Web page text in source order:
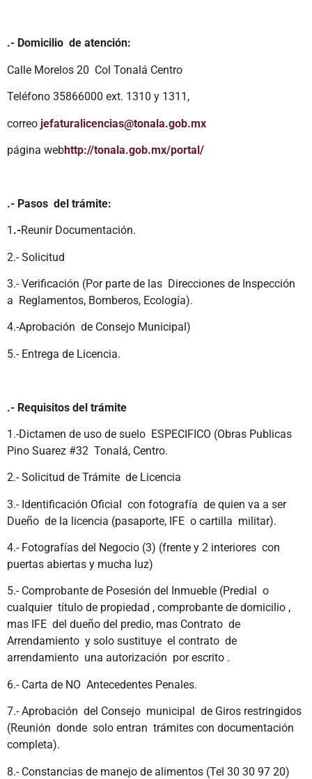
.- Domicilio de atención:
Calle Morelos 20 Col Tonalá Centro
Teléfono 35866000 ext. 1310 y 1311,
correo jefaturalicencias@tonala.gob.mx
página webhttp://tonala.gob.mx/portal/
.- Pasos del trámite:
1 .-Reunir Documentación.
2.- Solicitud
3.- Verificación (Por parte de las Direcciones de Inspección
a Reglamentos, Bomberos, Ecología).
4.-Aprobación de Consejo Municipal)
5.- Entrega de Licencia.
.- Requisitos del trámite
1.-Dictamen de uso de suelo ESPECIFICO (Obras Publicas
Pino Suarez #32 Tonalá, Centro.
2.- Solicitud de Trámite de Licencia
3.- Identificación Oficial con fotografía de quien va a ser
Dueño de la licencia (pasaporte, IFE o cartilla militar).
4.- Fotografías del Negocio (3) (frente y 2 interiores con
puertas abiertas y mucha luz)
5.- Comprobante de Posesión del Inmueble (Predial o
cualquier título de propiedad , comprobante de domicilio ,
mas IFE del dueño del predio, mas Contrato de
Arrendamiento y solo sustituye el contrato de
arrendamiento una autorización por escrito .
6.- Carta de NO Antecedentes Penales.
7.- Aprobación del Consejo municipal de Giros restringidos
(Reunión donde solo entran trámites con documentación
completa).
8.- Constancias de manejo de alimentos (Tel 30 30 97 20)